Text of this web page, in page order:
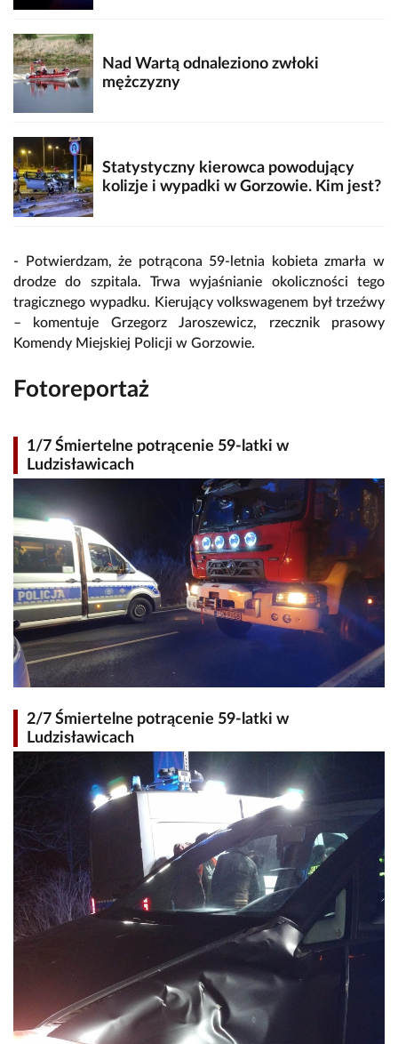
Nad Wartą odnaleziono zwłoki
mężczyzny
Statystyczny kierowca powodujący
kolizje i wypadki w Gorzowie. Kim jest?
- Potwierdzam, że potrącona 59-letnia kobieta zmarła w
drodze do szpitala. Trwa wyjaśnianie okoliczności tego
tragicznego wypadku. Kierujący volkswagenem był trzeźwy
– komentuje Grzegorz Jaroszewicz, rzecznik prasowy
Komendy Miejskiej Policji w Gorzowie.
Fotoreportaż
1/7 Śmiertelne potrącenie 59-latki w
Ludzisławicach
2/7 Śmiertelne potrącenie 59-latki w
Ludzisławicach